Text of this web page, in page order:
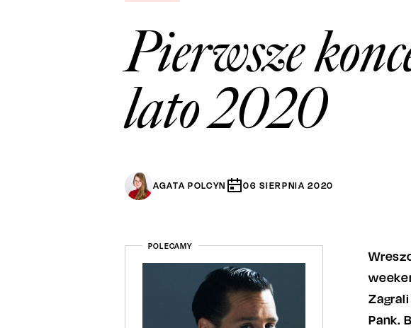
Pierwsze
lato 2020
AGATA POLCYN 06 SIERPNIA 2020
POLECAMY
Pank.